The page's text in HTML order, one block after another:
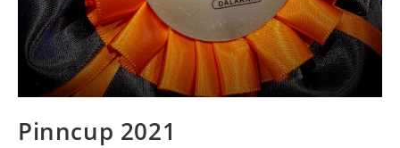
Pinncup 2021